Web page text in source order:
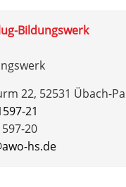
Bildungswerk
22, 52531 Übach-
21
20
hs.de